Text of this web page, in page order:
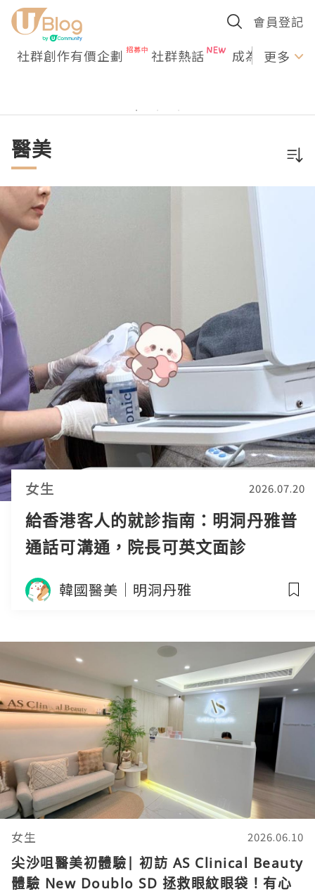
會員登記
社群創作有價企劃 社群熱話 成為U更多
醫美
女生 2026.07.20
給香港客人的就診指南：明洞丹雅普
通話可溝通，院長可英文面診
韓國醫美｜明洞丹雅
女生 2026.06.10
尖沙咀醫美初體驗| 初訪 AS Clinical Beauty
體驗 New Doublo SD 拯救眼紋眼袋！有心